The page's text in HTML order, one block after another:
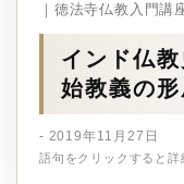
｜徳法寺仏教入門
インド仏
始教義の形
- 2019年11月27日
語句をクリックすると詳